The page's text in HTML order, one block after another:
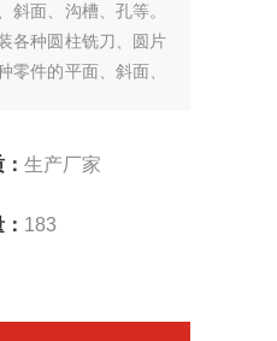
斜面、沟槽、孔等。
各种圆柱铣刀、圆片
零件的平面、斜面、
生产厂家
183